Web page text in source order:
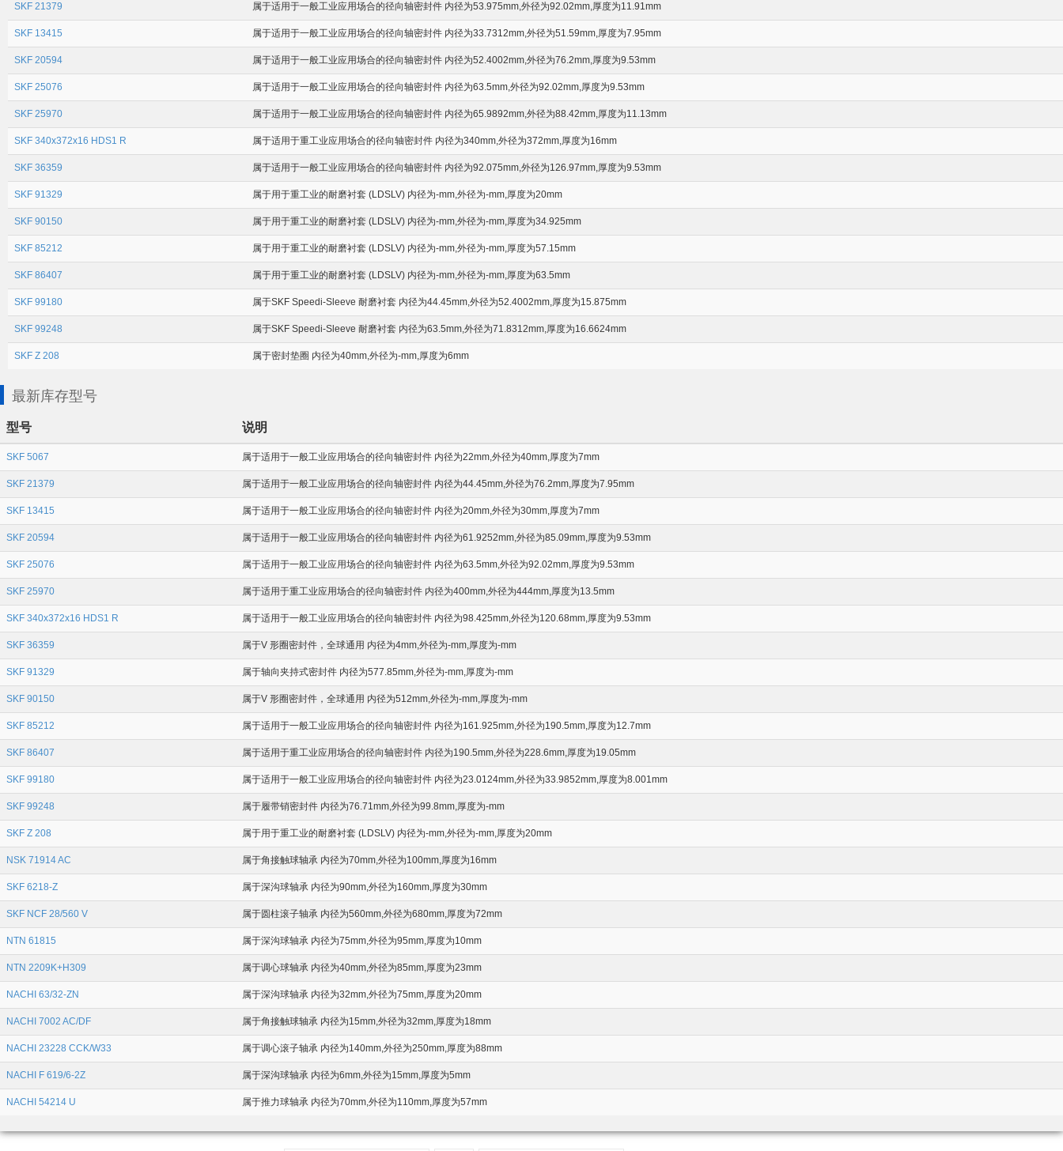
SKF 21379 属于适用于一般工业应用场合的径向轴密封件 内径为53.975mm,外径为92.02mm,厚度为11.91mm
SKF 13415 属于适用于一般工业应用场合的径向轴密封件 内径为33.7312mm,外径为51.59mm,厚度为7.95mm
SKF 20594 属于适用于一般工业应用场合的径向轴密封件 内径为52.4002mm,外径为76.2mm,厚度为9.53mm
SKF 25076 属于适用于一般工业应用场合的径向轴密封件 内径为63.5mm,外径为92.02mm,厚度为9.53mm
SKF 25970 属于适用于一般工业应用场合的径向轴密封件 内径为65.9892mm,外径为88.42mm,厚度为11.13mm
SKF 340x372x16 HDS1 R 属于适用于重工业应用场合的径向轴密封件 内径为340mm,外径为372mm,厚度为16mm
SKF 36359 属于适用于一般工业应用场合的径向轴密封件 内径为92.075mm,外径为126.97mm,厚度为9.53mm
SKF 91329 属于用于重工业的耐磨衬套 (LDSLV) 内径为-mm,外径为-mm,厚度为20mm
SKF 90150 属于用于重工业的耐磨衬套 (LDSLV) 内径为-mm,外径为-mm,厚度为34.925mm
SKF 85212 属于用于重工业的耐磨衬套 (LDSLV) 内径为-mm,外径为-mm,厚度为57.15mm
SKF 86407 属于用于重工业的耐磨衬套 (LDSLV) 内径为-mm,外径为-mm,厚度为63.5mm
SKF 99180 属于SKF Speedi-Sleeve 耐磨衬套 内径为44.45mm,外径为52.4002mm,厚度为15.875mm
SKF 99248 属于SKF Speedi-Sleeve 耐磨衬套 内径为63.5mm,外径为71.8312mm,厚度为16.6624mm
SKF Z 208 属于密封垫圈 内径为40mm,外径为-mm,厚度为6mm
最新库存型号
型号 说明
SKF 5067 属于适用于一般工业应用场合的径向轴密封件 内径为22mm,外径为40mm,厚度为7mm
SKF 21379 属于适用于一般工业应用场合的径向轴密封件 内径为44.45mm,外径为76.2mm,厚度为7.95mm
SKF 13415 属于适用于一般工业应用场合的径向轴密封件 内径为20mm,外径为30mm,厚度为7mm
SKF 20594 属于适用于一般工业应用场合的径向轴密封件 内径为61.9252mm,外径为85.09mm,厚度为9.53mm
SKF 25076 属于适用于一般工业应用场合的径向轴密封件 内径为63.5mm,外径为92.02mm,厚度为9.53mm
SKF 25970 属于适用于重工业应用场合的径向轴密封件 内径为400mm,外径为444mm,厚度为13.5mm
SKF 340x372x16 HDS1 R 属于适用于一般工业应用场合的径向轴密封件 内径为98.425mm,外径为120.68mm,厚度为9.53mm
SKF 36359 属于V 形圈密封件，全球通用 内径为4mm,外径为-mm,厚度为-mm
SKF 91329 属于轴向夹持式密封件 内径为577.85mm,外径为-mm,厚度为-mm
SKF 90150 属于V 形圈密封件，全球通用 内径为512mm,外径为-mm,厚度为-mm
SKF 85212 属于适用于一般工业应用场合的径向轴密封件 内径为161.925mm,外径为190.5mm,厚度为12.7mm
SKF 86407 属于适用于重工业应用场合的径向轴密封件 内径为190.5mm,外径为228.6mm,厚度为19.05mm
SKF 99180 属于适用于一般工业应用场合的径向轴密封件 内径为23.0124mm,外径为33.9852mm,厚度为8.001mm
SKF 99248 属于履带销密封件 内径为76.71mm,外径为99.8mm,厚度为-mm
SKF Z 208 属于用于重工业的耐磨衬套 (LDSLV) 内径为-mm,外径为-mm,厚度为20mm
NSK 71914 AC 属于角接触球轴承 内径为70mm,外径为100mm,厚度为16mm
SKF 6218-Z 属于深沟球轴承 内径为90mm,外径为160mm,厚度为30mm
SKF NCF 28/560 V 属于圆柱滚子轴承 内径为560mm,外径为680mm,厚度为72mm
NTN 61815 属于深沟球轴承 内径为75mm,外径为95mm,厚度为10mm
NTN 2209K+H309 属于调心球轴承 内径为40mm,外径为85mm,厚度为23mm
NACHI 63/32-ZN 属于深沟球轴承 内径为32mm,外径为75mm,厚度为20mm
NACHI 7002 AC/DF 属于角接触球轴承 内径为15mm,外径为32mm,厚度为18mm
NACHI 23228 CCK/W33 属于调心滚子轴承 内径为140mm,外径为250mm,厚度为88mm
NACHI F 619/6-2Z 属于深沟球轴承 内径为6mm,外径为15mm,厚度为5mm
NACHI 54214 U 属于推力球轴承 内径为70mm,外径为110mm,厚度为57mm